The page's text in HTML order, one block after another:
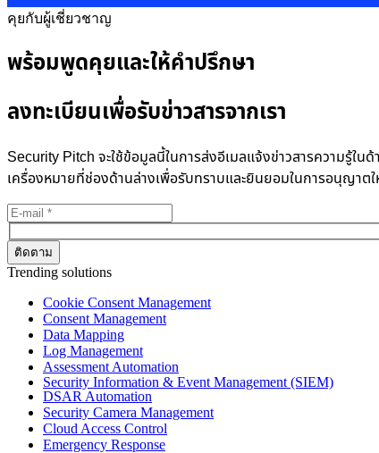
คุยกับผู้เชี่ยวชาญ
พร้อมพูดคุยและให้คำปรึกษา
ลงทะเบียนเพื่อรับข่าวสารจากเรา
Security Pitch จะใช้ข้อมูลนี้ในการส่งอีเมลแจ้งข่าวสารความรู้ใ
เครื่องหมายที่ช่องด้านล่างเพื่อรับทราบและยินยอมในการอนุญาต
Trending solutions
Cookie Consent Management
Consent Management
Data Mapping
Log Management
Assessment Automation
Security Information & Event Management (SIEM)
DSAR Automation
Security Camera Management
Cloud Access Control
Emergency Response